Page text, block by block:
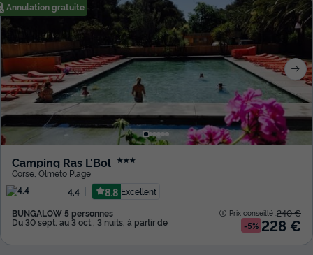
Annulation gratuite
Camping Ras L'Bol ★★★
Corse Olmeto Plage
4.4
8.8 Excellent
BUNGALOW 5 personnes
Du 30 sept. au 3 oct., 3 nuits, à partir de
Prix conseillé :240 €
-5% 228 €